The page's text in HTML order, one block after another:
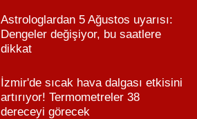
Astrologlardan 5 Ağustos uyarısı:
Dengeler değişiyor, bu saatlere
dikkat
İzmir'de sıcak hava dalgası etkisini
artırıyor! Termometreler 38
dereceyi görecek